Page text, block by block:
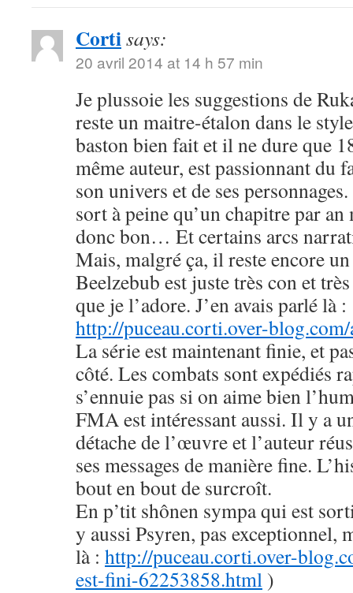
Cortisays:
20 avril 2014 at 14 h 57 min
Je plussoie les suggestions de
reste un maitre-étalon dans le
baston bien fait et il ne dure que
même auteur, est passionnant du
son univers et de ses
sort à peine qu’un chapitre par
donc bon… Et certains arcs
Mais, malgré ça, il reste encore
Beelzebub est juste très con et
que je l’adore. J’en avais parlé là :
http://puceau.corti.over-
La série est maintenant finie, et
côté. Les combats sont expédiés
s’ennuie pas si on aime bien
FMA est intéressant aussi. Il y a
détache de l’œuvre et l’auteur
ses messages de manière fine.
bout en bout de surcroît.
En p’tit shônen sympa qui est
y aussi Psyren, pas exceptionnel,
là : http://puceau.corti.over-
est-fini-62253858.html )